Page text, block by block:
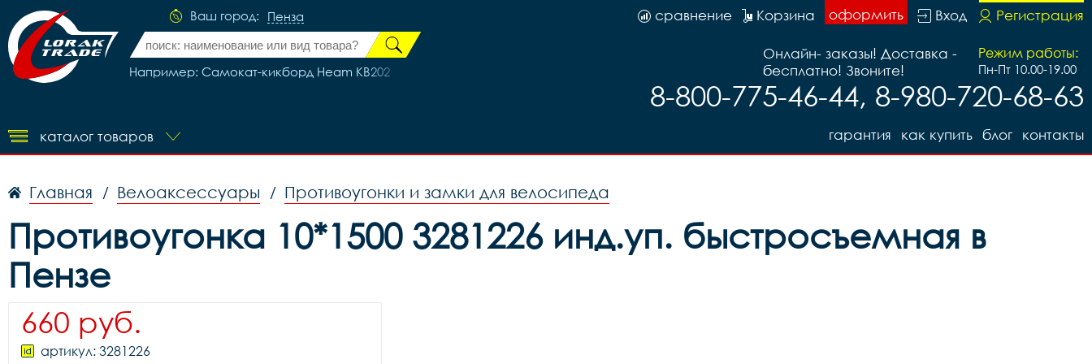
Ваш город: Пенза
Например: Самокат-кикборд Heam KB202
Регистрация
Вход
оформить
Корзина
сравнение
Режим работы:
Пн-Пт 10.00-19.00
Онлайн- заказы! Доставка -
бесплатно! Звоните!
8-800-775-46-44, 8-980-720-68-63
каталог товаров контакты
блог
как купить
гарантия
Главная / Велоаксессуары / Противоугонки и замки для велосипеда
Противоугонка 10*1500 3281226 инд.уп. быстросъемная в
Пензе
660 руб.
артикул: 3281226